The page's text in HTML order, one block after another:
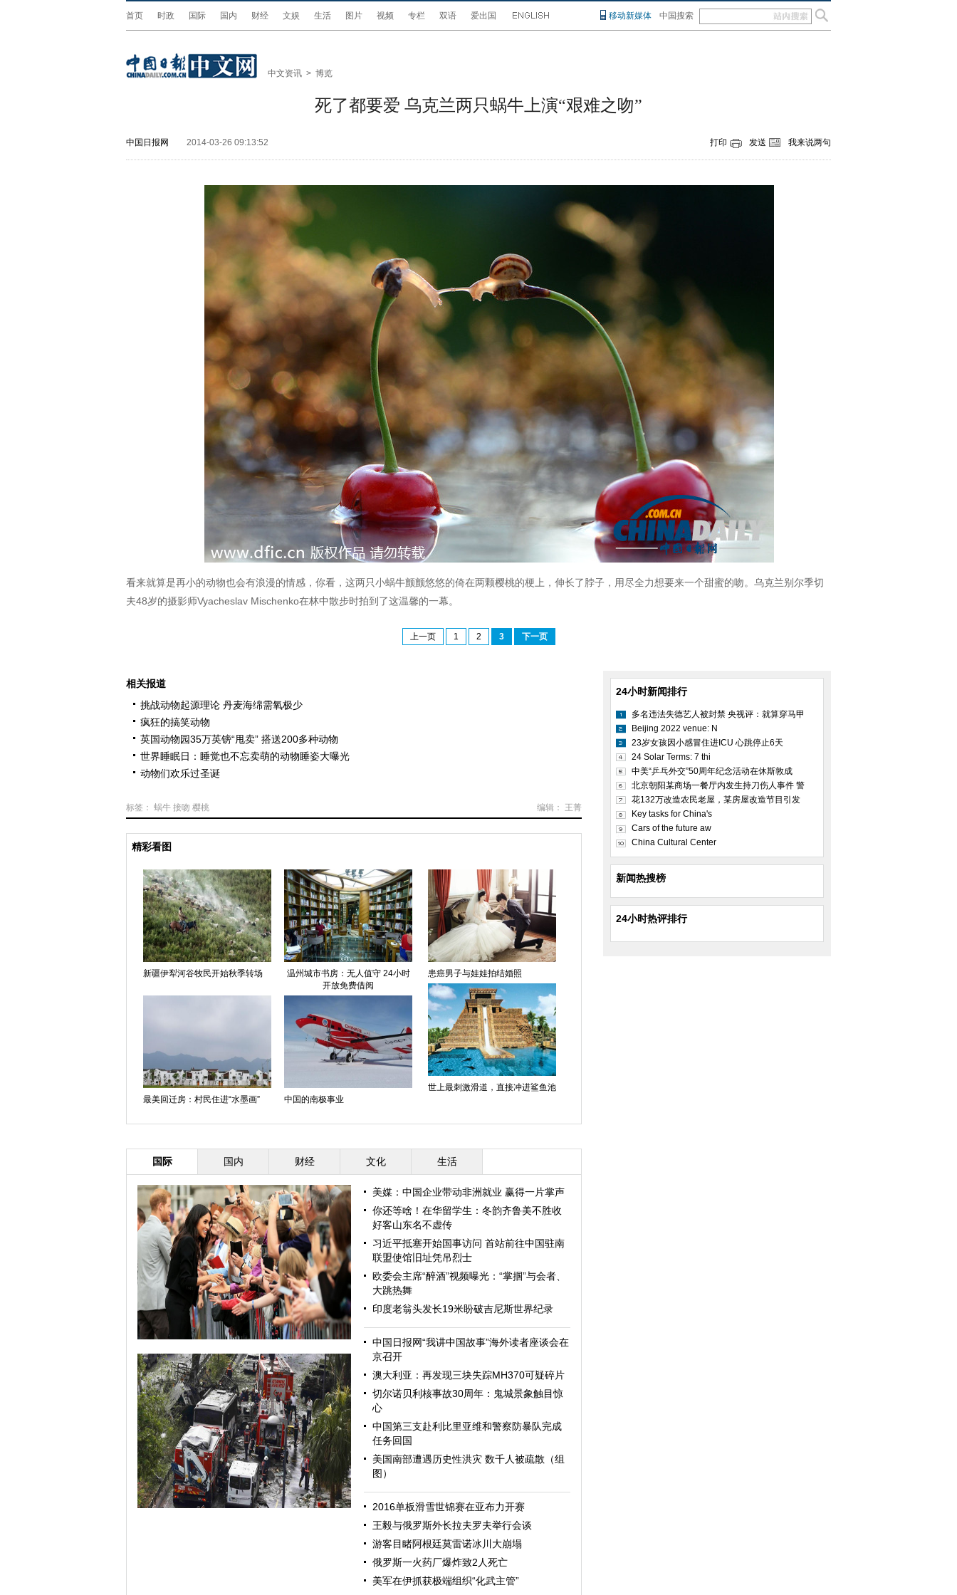
首页 时政 国际 国内 财经 文娱 生活 图片 视频 专栏 双语 爱出国 移动新媒体 中国搜索
中文资讯 > 博览
死了都要爱 乌克兰两只蜗牛上演“艰难之吻”
中国日报网 2014-03-26 09:13:52 打印 发送 我来说两句
看来就算是再小的动物也会有浪漫的情感，你看，这两只小蜗牛颤颤悠悠的倚在两颗樱桃的梗上，伸长了脖子，用尽全力想要来一个甜蜜的吻。乌克兰别尔季切
夫48岁的摄影师Vyacheslav Mischenko在林中散步时拍到了这温馨的一幕。
上一页 1 2 3 下一页
相关报道
挑战动物起源理论 丹麦海绵需氧极少
疯狂的搞笑动物
英国动物园35万英镑“甩卖” 搭送200多种动物
世界睡眠日：睡觉也不忘卖萌的动物睡姿大曝光
动物们欢乐过圣诞
编辑： 王菁
标签： 蜗牛 接吻 樱桃
精彩看图
新疆伊犁河谷牧民开始秋季转场
温州城市书房：无人值守 24小时
开放免费借阅
最美回迁房：村民住进“水墨画” 中国的南极事业
患癌男子与娃娃拍结婚照
世上最刺激滑道，直接冲进鲨鱼池
国际 国内 财经 文化 生活
哈里与梅根亮相都柏林街头接受民众欢迎
美媒：中国企业带动非洲就业 赢得一片掌声
你还等啥！在华留学生：冬韵齐鲁美不胜收
好客山东名不虚传
习近平抵塞开始国事访问 首站前往中国驻南
联盟使馆旧址凭吊烈士
欧委会主席“醉酒”视频曝光：“掌掴”与会者、
大跳热舞
印度老翁头发长19米盼破吉尼斯世界纪录
中国日报网“我讲中国故事”海外读者座谈会在
京召开
澳大利亚：再发现三块失踪MH370可疑碎片
切尔诺贝利核事故30周年：鬼城景象触目惊
心
中国第三支赴利比里亚维和警察防暴队完成
任务回国
美国南部遭遇历史性洪灾 数千人被疏散（组
图）
2016单板滑雪世锦赛在亚布力开赛
王毅与俄罗斯外长拉夫罗夫举行会谈
游客目睹阿根廷莫雷诺冰川大崩塌
俄罗斯一火药厂爆炸致2人死亡
美军在伊抓获极端组织“化武主管”
24小时新闻排行
多名违法失德艺人被封禁 央视评：就算穿马甲
Beijing 2022 venue: N
23岁女孩因小感冒住进ICU 心跳停止6天
24 Solar Terms: 7 thi
中美“乒乓外交”50周年纪念活动在休斯敦成
北京朝阳某商场一餐厅内发生持刀伤人事件 警
花132万改造农民老屋，某房屋改造节目引发
Key tasks for China's
Cars of the future aw
China Cultural Center
新闻热搜榜
24小时热评排行